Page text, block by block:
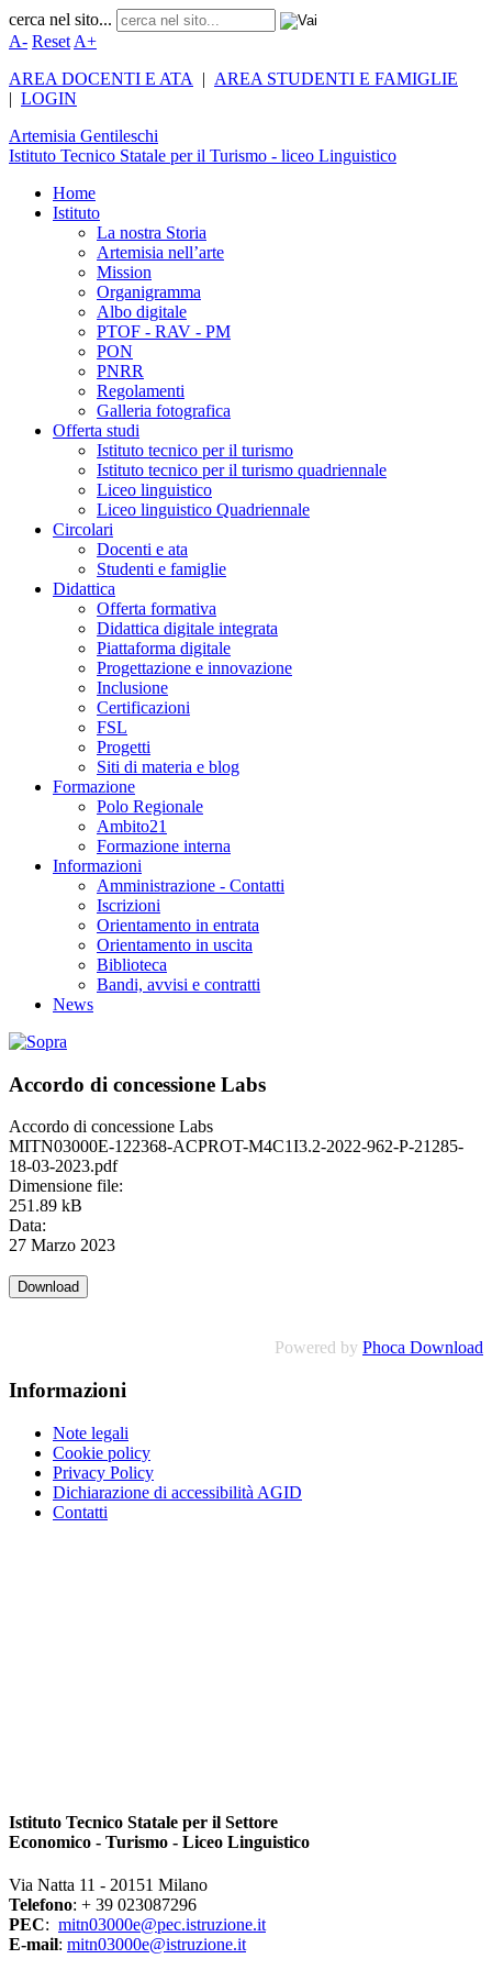
cerca nel sito...
A- Reset A+
AREA DOCENTI E ATA
| AREA STUDENTI E FAMIGLIE
| LOGIN
Artemisia Gentileschi
Istituto Tecnico Statale per il Turismo - liceo Linguistico
Home
Istituto
La nostra Storia
Artemisia nell’arte
Mission
Organigramma
Albo digitale
PTOF - RAV - PM
PON
PNRR
Regolamenti
Galleria fotografica
Offerta studi
Istituto tecnico per il turismo
Istituto tecnico per il turismo quadriennale
Liceo linguistico
Liceo linguistico Quadriennale
Circolari
Docenti e ata
Studenti e famiglie
Didattica
Offerta formativa
Didattica digitale integrata
Piattaforma digitale
Progettazione e innovazione
Inclusione
Certificazioni
FSL
Progetti
Siti di materia e blog
Formazione
Polo Regionale
Ambito21
Formazione interna
Informazioni
Amministrazione - Contatti
Iscrizioni
Orientamento in entrata
Orientamento in uscita
Biblioteca
Bandi, avvisi e contratti
News
Accordo di concessione Labs
Accordo di concessione Labs
MITN03000E-122368-ACPROT-M4C1I3.2-2022-962-P-21285-
18-03-2023.pdf
Dimensione file:
251.89 kB
Data:
27 Marzo 2023
Powered by Phoca Download
Informazioni
Note legali
Cookie policy
Privacy Policy
Dichiarazione di accessibilità AGID
Contatti
Istituto Tecnico Statale per il Settore
Economico - Turismo - Liceo Linguistico
Via Natta 11 - 20151 Milano
Telefono: + 39 023087296
PEC: mitn03000e@pec.istruzione.it
E-mail: mitn03000e@istruzione.it